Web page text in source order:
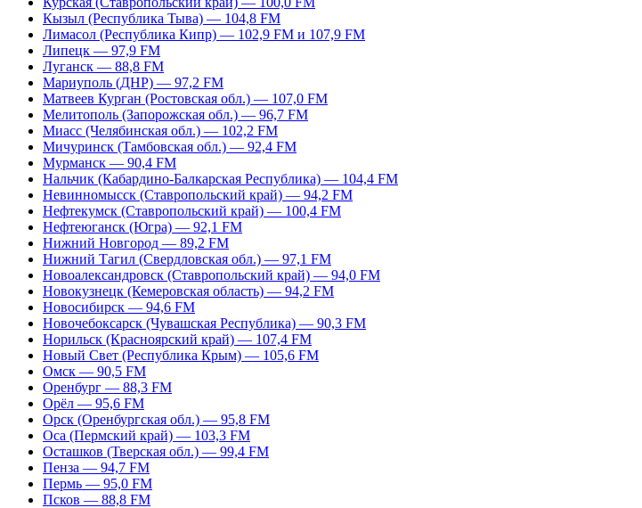
Кызыл (Республика Тыва) — 104,8 FM
Лимасол (Республика Кипр) — 102,9 FM и 107,9 FM
Липецк — 97,9 FM
Луганск — 88,8 FM
Мариуполь (ДНР) — 97,2 FM
Матвеев Курган (Ростовская обл.) — 107,0 FM
Мелитополь (Запорожская обл.) — 96,7 FM
Миасс (Челябинская обл.) — 102,2 FM
Мичуринск (Тамбовская обл.) — 92,4 FM
Мурманск — 90,4 FM
Нальчик (Кабардино-Балкарская Республика) — 104,4 FM
Невинномысск (Ставропольский край) — 94,2 FM
Нефтекумск (Ставропольский край) — 100,4 FM
Нефтеюганск (Югра) — 92,1 FM
Нижний Новгород — 89,2 FM
Нижний Тагил (Свердловская обл.) — 97,1 FM
Новоалександровск (Ставропольский край) — 94,0 FM
Новокузнецк (Кемеровская область) — 94,2 FM
Новосибирск — 94,6 FM
Новочебоксарск (Чувашская Республика) — 90,3 FM
Норильск (Красноярский край) — 107,4 FM
Новый Свет (Республика Крым) — 105,6 FM
Омск — 90,5 FM
Оренбург — 88,3 FM
Орёл — 95,6 FM
Орск (Оренбургская обл.) — 95,8 FM
Оса (Пермский край) — 103,3 FM
Осташков (Тверская обл.) — 99,4 FM
Пенза — 94,7 FM
Пермь — 95,0 FM
Псков — 88,8 FM